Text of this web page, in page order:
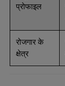
प्रोफाइल
रोजगार के
क्षेत्र